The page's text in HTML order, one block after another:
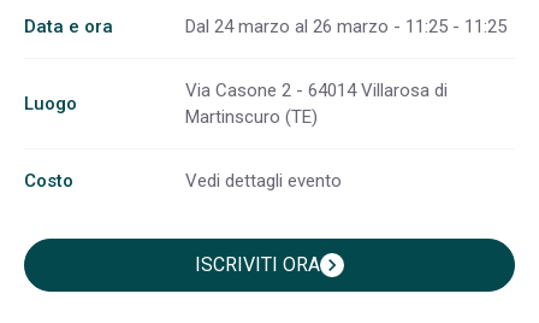
Data e ora Dal 24 marzo al 26 marzo - 11:25 - 11:25
Luogo
Via Casone 2 - 64014 Villarosa di
Martinscuro (TE)
Costo Vedi dettagli evento
ISCRIVITI ORAchevron_right